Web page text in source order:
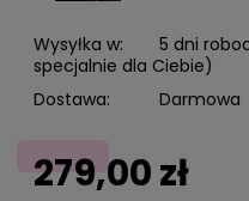
Wysyłka w:
5 dni
specjalnie dla Ciebie)
Dostawa:
Darmowa
279,00 zł